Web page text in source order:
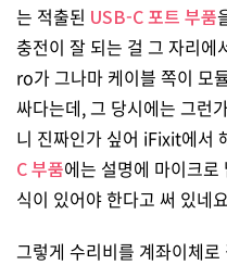
는 적출된 USB-C 포트 부품
충전이 잘 되는 걸 그 자리에
ro가 그나마 케이블 쪽이 모
싸다는데, 그 당시에는 그런
니 진짜인가 싶어 iFixit에서
C 부품에는 설명에 마이크로
식이 있어야 한다고 써 있네
그렇게 수리비를 계좌이체